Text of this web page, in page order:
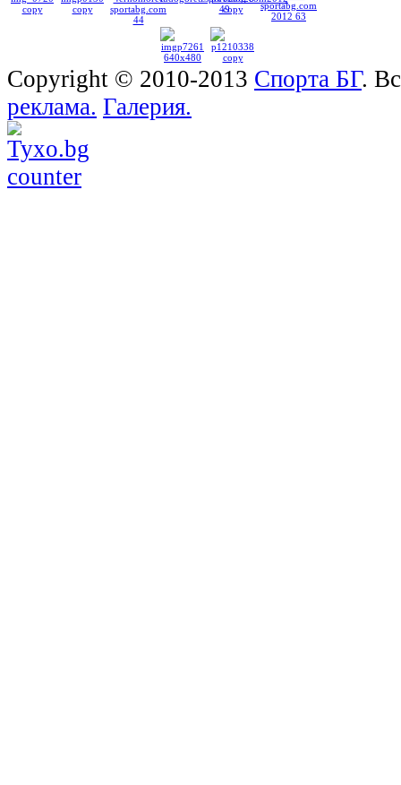
Copyright © 2010-2013 Спорта БГ.
реклама. Галерия.